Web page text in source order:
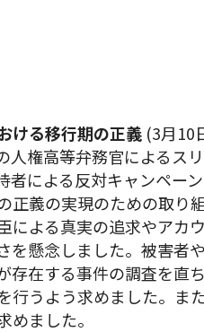
ける移行期の正義 (3月10
権高等弁務官によるス
による反対キャンペー
正義の実現のための取り
による真実の追求やアカ
を懸念しました。被害者
存在する事件の調査を直
行うよう求めました。ま
ました。